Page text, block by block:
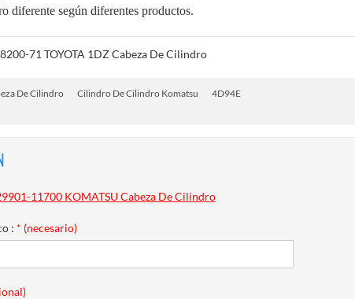
diferente según diferentes productos.
71 TOYOTA 1DZ Cabeza De Cilindro
De Cilindro Cilindro De Cilindro Komatsu 4D94E
11700 KOMATSU Cabeza De Cilindro
: * (necesario)